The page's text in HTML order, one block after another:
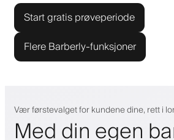
Start gratis prøveperiode
Flere Barberly-funksjoner
Vær førstevalget for kundene dine, rett i
Med din egen